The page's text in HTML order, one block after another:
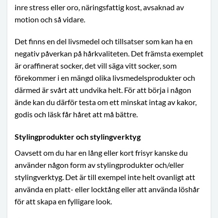
inre stress eller oro, näringsfattig kost, avsaknad av
motion och så vidare.
Det finns en del livsmedel och tillsatser som kan ha en
negativ påverkan på hårkvaliteten. Det främsta exemplet
är oraffinerat socker, det vill säga vitt socker, som
förekommer i en mängd olika livsmedelsprodukter och
därmed är svårt att undvika helt. För att börja i någon
ände kan du därför testa om ett minskat intag av kakor,
godis och läsk får håret att må bättre.
Stylingprodukter och stylingverktyg
Oavsett om du har en lång eller kort frisyr kanske du
använder någon form av stylingprodukter och/eller
stylingverktyg. Det är till exempel inte helt ovanligt att
använda en platt- eller locktång eller att använda löshår
för att skapa en fylligare look.